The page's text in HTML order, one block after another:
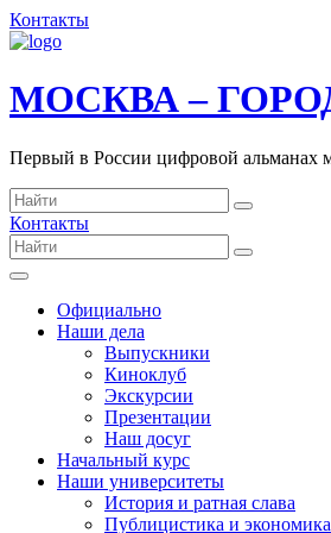
Контакты
МОСКВА –
Первый в России цифровой альманах
Контакты
Официально
Наши дела
Выпускники
Киноклуб
Экскурсии
Презентации
Наш досуг
Начальный курс
Наши университеты
История и ратная слава
Публицистика и экономика